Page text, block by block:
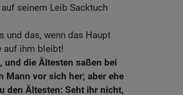
seinem Leib Sacktuch
und das, wenn das Haupt
auf ihm bleibt!
und die Ältesten saßen bei
Mann vor sich her; aber ehe
den Ältesten: Seht ihr nicht,